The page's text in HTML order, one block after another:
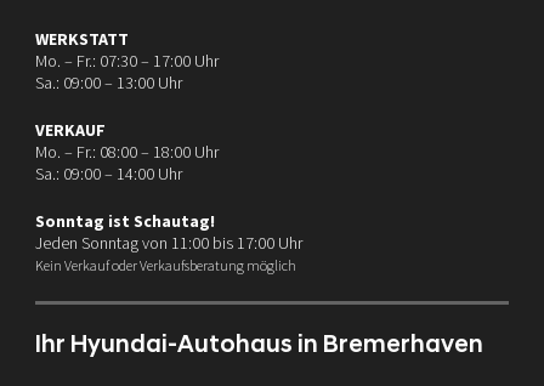
WERKSTATT
Mo. – Fr.: 07:30 – 17:00 Uhr
Sa.: 09:00 – 13:00 Uhr
VERKAUF
Mo. – Fr.: 08:00 – 18:00 Uhr
Sa.: 09:00 – 14:00 Uhr
Sonntag ist Schautag!
Jeden Sonntag von 11:00 bis 17:00 Uhr
Kein Verkauf oder Verkaufsberatung möglich
Ihr Hyundai-Autohaus in Bremerhaven